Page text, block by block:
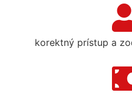
korektný prístup a